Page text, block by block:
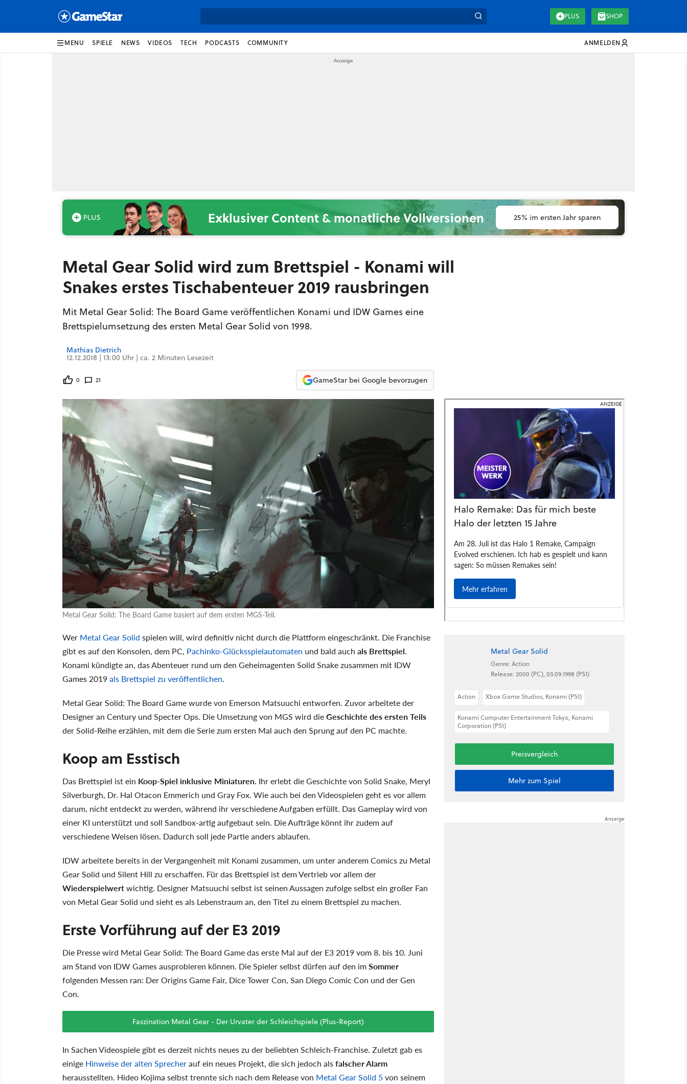
PLUS SHOP
MENU SPIELE NEWS VIDEOS TECH PODCASTS COMMUNITY ANMELDEN
Exklusiver Content & monatliche Vollversionen 25% im ersten Jahr sparen
Metal Gear Solid wird zum Brettspiel - Konami will
Snakes erstes Tischabenteuer 2019 rausbringen
Mit Metal Gear Solid: The Board Game veröffentlichen Konami und IDW Games eine
Brettspielumsetzung des ersten Metal Gear Solid von 1998.
Mathias Dietrich
12.12.2018 | 13:00 Uhr | ca. 2 Minuten Lesezeit
0 21 GameStar bei Google bevorzugen
Metal Gear Solid: The Board Game basiert auf dem ersten MGS-Teil.
Wer Metal Gear Solid spielen will, wird definitiv nicht durch die Plattform eingeschränkt. Die Franchise
gibt es auf den Konsolen, dem PC, Pachinko-Glücksspielautomaten und bald auch als Brettspiel.
Konami kündigte an, das Abenteuer rund um den Geheimagenten Solid Snake zusammen mit IDW
Games 2019als Brettspiel zu veröffentlichen.
Metal Gear Solid: The Board Game wurde von Emerson Matsuuchi entworfen. Zuvor arbeitete der
Designer an Century und Specter Ops. Die Umsetzung von MGS wird dieGeschichte des ersten Teils
der Solid-Reihe erzählen, mit dem die Serie zum ersten Mal auch den Sprung auf den PC machte.
Koop am Esstisch
Das Brettspiel ist ein Koop-Spiel inklusive Miniaturen. Ihr erlebt die Geschichte von Solid Snake, Meryl
Silverburgh, Dr. Hal Otacon Emmerich und Gray Fox. Wie auch bei den Videospielen geht es vor allem
darum, nicht entdeckt zu werden, während ihr verschiedene Aufgaben erfüllt. Das Gameplay wird von
einer KI unterstützt und soll Sandbox-artig aufgebaut sein. Die Aufträge könnt ihr zudem auf
verschiedene Weisen lösen. Dadurch soll jede Partie anders ablaufen.
IDW arbeitete bereits in der Vergangenheit mit Konami zusammen, um unter anderem Comics zu Metal
Gear Solid und Silent Hill zu erschaffen. Für das Brettspiel ist dem Vertrieb vor allem der
Wiederspielwertwichtig. Designer Matsuuchi selbst ist seinen Aussagen zufolge selbst ein großer Fan
von Metal Gear Solid und sieht es als Lebenstraum an, den Titel zu einem Brettspiel zu machen.
Erste Vorführung auf der E3 2019
Die Presse wird Metal Gear Solid: The Board Game das erste Mal auf der E3 2019 vom 8. bis 10. Juni
am Stand von IDW Games ausprobieren können. Die Spieler selbst dürfen auf den imSommer
folgenden Messen ran: Der Origins Game Fair, Dice Tower Con, San Diego Comic Con und der Gen
Con.
Faszination Metal Gear - Der Urvater der Schleichspiele (Plus-Report)
In Sachen Videospiele gibt es derzeit nichts neues zu der beliebten Schleich-Franchise. Zuletzt gab es
einige Hinweise der alten Sprecherauf ein neues Projekt, die sich jedoch alsfalscher Alarm
herausstellten. Hideo Kojima selbst trennte sich nach dem Release von Metal Gear Solid 5von seinem
Metal Gear Solid
Genre: Action
Release: 2000 (PC), 03.09.1998 (PS1)
Action Xbox Game Studios, Konami (PS1)
Konami Computer Entertainment Tokyo, Konami
Corporation (PS1)
Preisvergleich
Mehr zum Spiel